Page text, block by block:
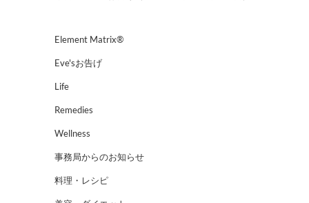
Element Matrix®
Eve'sお告げ
Life
Remedies
Wellness
事務局からのお知らせ
料理・レシピ